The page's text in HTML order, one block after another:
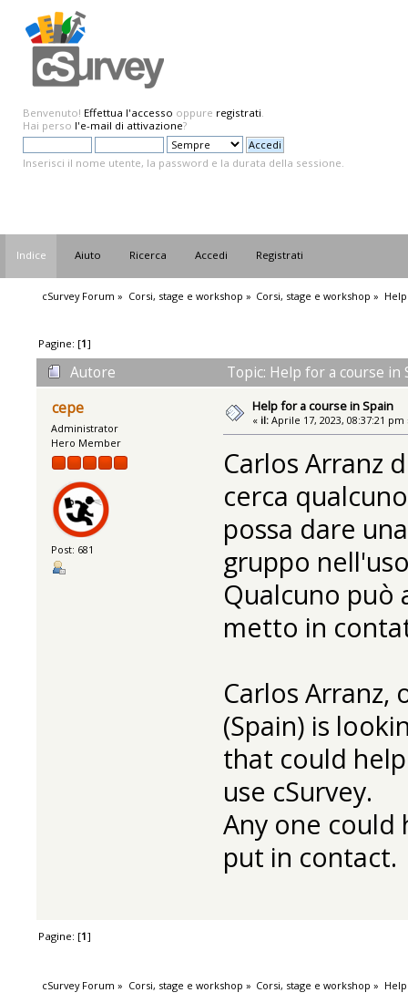
Benvenuto! Effettua l'accesso oppure registrati.
Hai perso l'e-mail di attivazione?
Inserisci il nome utente, la password e la durata della sessione.
Indice Aiuto Ricerca Accedi Registrati
cSurvey Forum » Corsi, stage e workshop » Corsi, stage e workshop »
Pagine: [1]
Autore
Topic: Help for a course
cepe
Administrator
Hero Member
Post: 681
Help for a course in Spain
« il: Aprile 17, 2023, 08:37:21 pm
Carlos Arranz
cerca
possa dare
gruppo
Qualcuno può
metto in
Carlos Arranz,
(Spain) is
that could
use cSurvey.
Any one could
put in contact.
Pagine: [1]
cSurvey Forum » Corsi, stage e workshop » Corsi, stage e workshop »